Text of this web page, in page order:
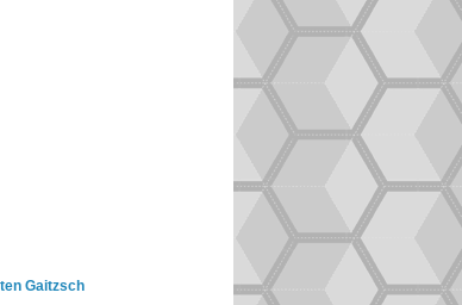
Gaitzsch